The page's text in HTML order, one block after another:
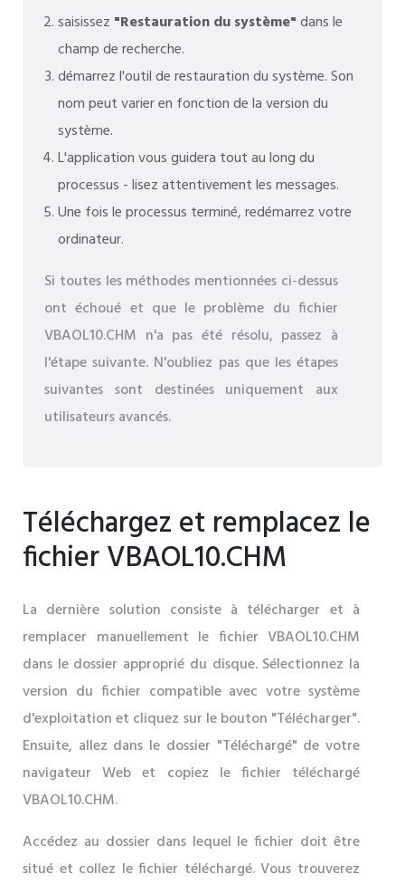
saisissez "Restauration du système"dans le
champ de recherche.
démarrez l'outil de restauration du système. Son
nom peut varier en fonction de la version du
système.
L'application vous guidera tout au long du
processus - lisez attentivement les messages.
Une fois le processus terminé, redémarrez votre
ordinateur.
Si toutes les méthodes mentionnées ci-dessus
ont échoué et que le problème du fichier
VBAOL10.CHM n'a pas été résolu, passez à
l'étape suivante. N'oubliez pas que les étapes
suivantes sont destinées uniquement aux
utilisateurs avancés.
Téléchargez et remplacez le
fichier VBAOL10.CHM
La dernière solution consiste à télécharger et à
remplacer manuellement le fichier VBAOL10.CHM
dans le dossier approprié du disque. Sélectionnez la
version du fichier compatible avec votre système
d'exploitation et cliquez sur le bouton "Télécharger".
Ensuite, allez dans le dossier "Téléchargé" de votre
navigateur Web et copiez le fichier téléchargé
VBAOL10.CHM.
Accédez au dossier dans lequel le fichier doit être
situé et collez le fichier téléchargé. Vous trouverez